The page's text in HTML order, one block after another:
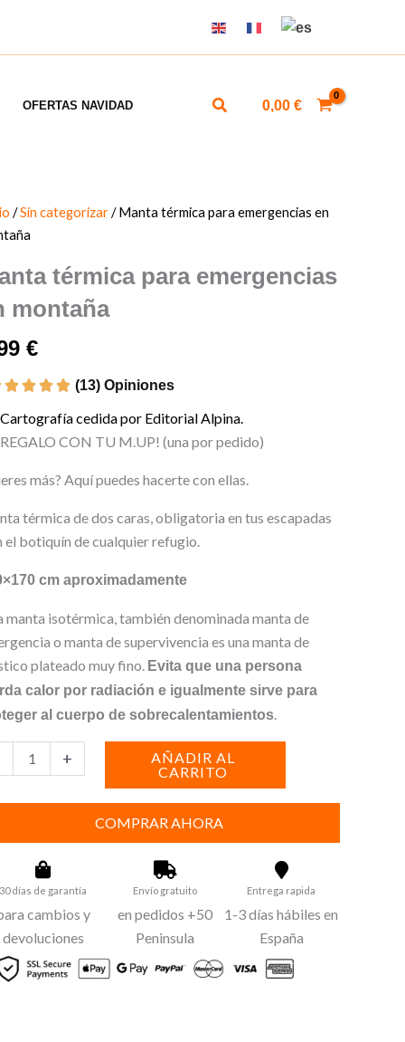
OFERTAS NAVIDAD Buscar 0,00 €
/Sin categorizar/ Manta térmica para emergencias en
térmica para emergencias
montaña
€
(13) Opiniones
Cartografía cedida por Editorial Alpina.
CON TU M.UP! (una por pedido)
más? Aquí puedes hacerte con ellas.
térmica de dos caras, obligatoria en tus escapadas
el botiquín de cualquier refugio.
cm aproximadamente
manta isotérmica, también denominada manta de
o manta de supervivencia es una manta de
plateado muy fino. Evita que una persona
calor por radiación e igualmente sirve para
al cuerpo de sobrecalentamientos.
+
AÑADIR AL
CARRITO
COMPRAR AHORA
30 días de garantía
cambios y
devoluciones
Envío gratuito
en pedidos +50
Peninsula
Entrega rapida
1-3 días hábiles en
España